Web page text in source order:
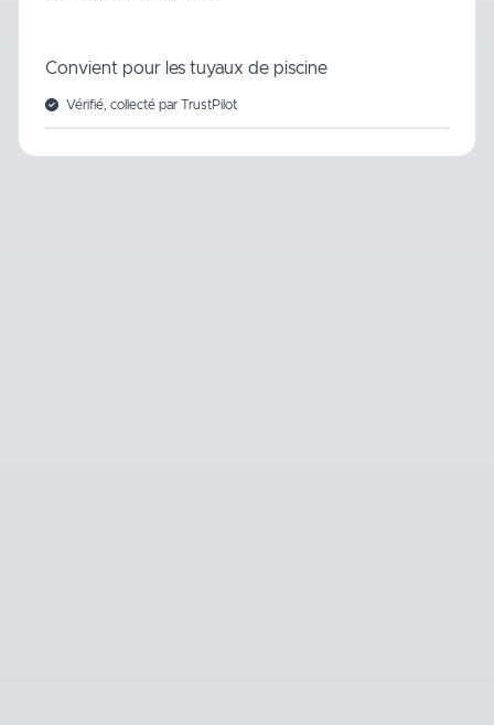
Convient pour les tuyaux de piscine
Vérifié, collecté par TrustPilot